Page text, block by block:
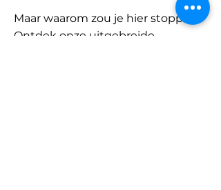
Maar waarom zou je hier stoppen?
Ontdek onze uitgebreide